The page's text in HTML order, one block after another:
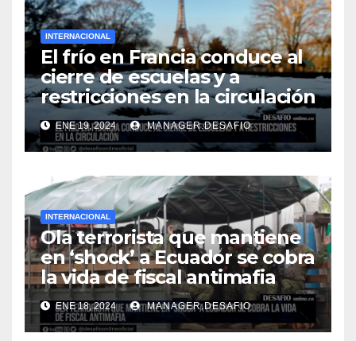
INTERNACIONAL
El frío en Francia conduce al
cierre de escuelas y a
restricciones en la circulación
ENE 19, 2024 MANAGER.DESAFIO
INTERNACIONAL
Ola terrorista que mantiene
en ‘shock’ a Ecuador se cobra
la vida de fiscal antimafia
ENE 18, 2024 MANAGER.DESAFIO